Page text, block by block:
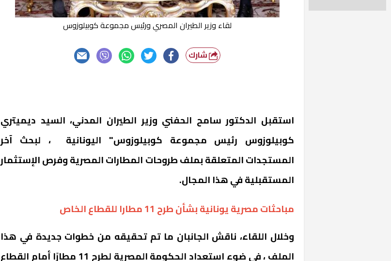
لقاء وزير الطيران المصري ورئيس مجموعة كوبيلوزوس
شارك
استقبل الدكتور سامح الحفني وزير الطيران المدني، السيد ديميتري
كوبيلوزوس رئيس مجموعة كوبيلوزوس" اليونانية ، لبحث آخر
المستجدات المتعلقة بملف طروحات المطارات المصرية وفرص الإستثمار
المستقبلية في هذا المجال.
مباحثات مصرية يونانية بشأن طرح 11 مطارا للقطاع الخاص
وخلال اللقاء، ناقش الجانبان ما تم تحقيقه من خطوات جديدة في هذا
الملف ، في ضوء استعداد الحكومة المصرية لطرح 11 مطارًا أمام القطاع